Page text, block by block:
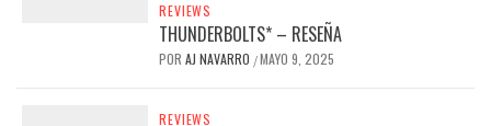
REVIEWS
THUNDERBOLTS* – RESEÑA
POR AJ NAVARRO /MAYO 9, 2025
REVIEWS